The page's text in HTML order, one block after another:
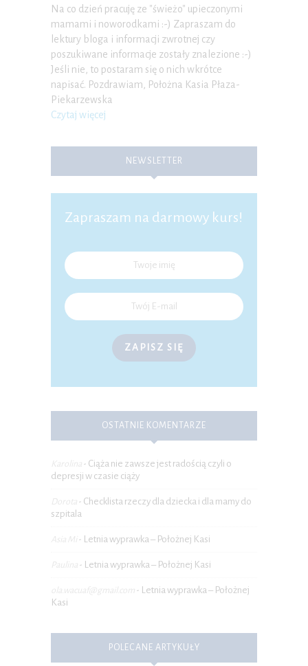
Na co dzień pracuję ze "świeżo" upieczonymi
mamami i noworodkami :-) Zapraszam do
lektury bloga i informacji zwrotnej czy
poszukiwane informacje zostały znalezione :-)
Jeśli nie, to postaram się o nich wkrótce
napisać. Pozdrawiam, Położna Kasia Płaza-
Piekarzewska
Czytaj więcej
NEWSLETTER
Zapraszam na darmowy kurs!
ZAPISZ SIĘ
OSTATNIE KOMENTARZE
Karolina - Ciąża nie zawsze jest radością czyli o
depresji w czasie ciąży
Dorota - Checklista rzeczy dla dziecka i dla mamy do
szpitala
Asia Mi - Letnia wyprawka – Położnej Kasi
Paulina - Letnia wyprawka – Położnej Kasi
ola.wacuaf@gmail.com - Letnia wyprawka – Położnej
Kasi
POLECANE ARTYKUŁY